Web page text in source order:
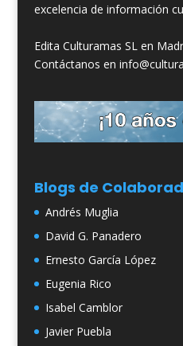
excelencia de información
Edita Culturamas SL en
Contáctanos en
Blogs de
Andrés Muglia
David G. Panadero
Ernesto García López
Eugenia Rico
Isabel Camblor
Javier Puebla